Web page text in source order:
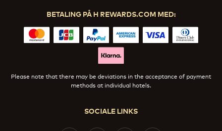
SOCIALE LINKS
BETALING PÅ H REWARDS.COM MED:
Please note that there may be deviations in the acceptance of payment
methods at individual hotels.